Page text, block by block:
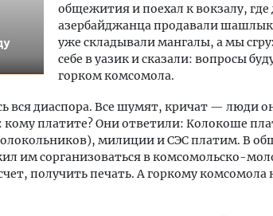
общежития и поехал к вокзалу, где
азербайджанца продавали
уже складывали мангалы, а мы
себе в уазик и сказали: вопросы
горком комсомола.
вся диаспора. Все шумят, кричат — люди
платите? Они ответили: Колокоше
милиции и СЭС платим. В
им сорганизоваться в комсомольско-
получить печать. А горкому комсомола